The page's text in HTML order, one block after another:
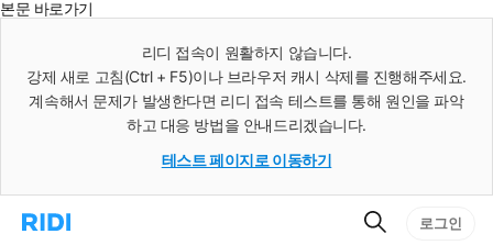
본문 바로가기
리디 접속이 원활하지 않습니다.
강제 새로 고침(Ctrl + F5)이나 브라우저 캐시 삭제를 진행해주세요.
계속해서 문제가 발생한다면 리디 접속 테스트를 통해 원인을 파악
하고 대응 방법을 안내드리겠습니다.
테스트 페이지로 이동하기
리
검
로그인